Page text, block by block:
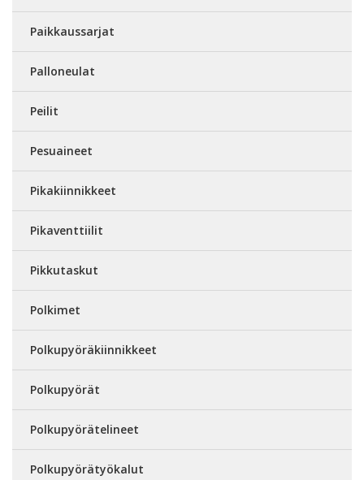
Paikkaussarjat
Palloneulat
Peilit
Pesuaineet
Pikakiinnikkeet
Pikaventtiilit
Pikkutaskut
Polkimet
Polkupyöräkiinnikkeet
Polkupyörät
Polkupyörätelineet
Polkupyörätyökalut